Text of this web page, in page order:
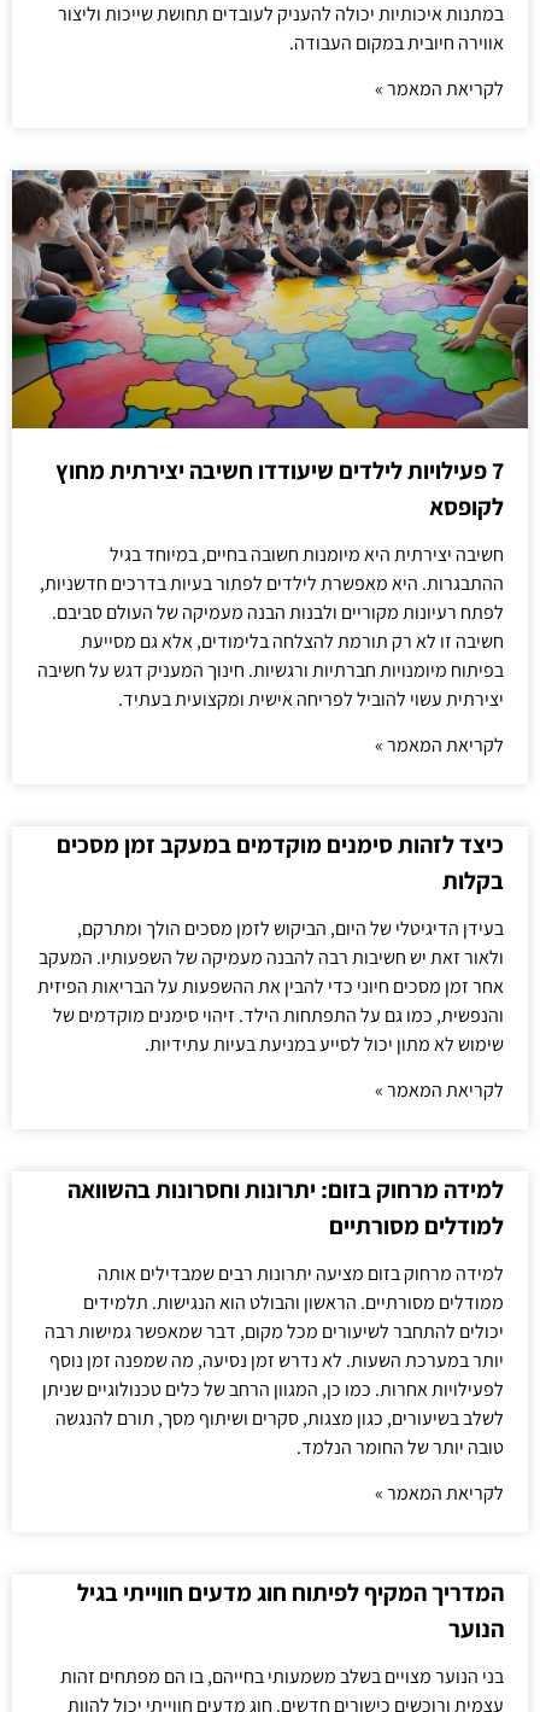
במתנות איכותיות יכולה להעניק לעובדים תחושת שייכות וליצור
אווירה חיובית במקום העבודה.
לקריאת המאמר »
7 פעילויות לילדים שיעודדו חשיבה יצירתית מחוץ
לקופסא
חשיבה יצירתית היא מיומנות חשובה בחיים, במיוחד בגיל
ההתבגרות. היא מאפשרת לילדים לפתור בעיות בדרכים חדשניות,
לפתח רעיונות מקוריים ולבנות הבנה מעמיקה של העולם סביבם.
חשיבה זו לא רק תורמת להצלחה בלימודים, אלא גם מסייעת
בפיתוח מיומנויות חברתיות ורגשיות. חינוך המעניק דגש על חשיבה
יצירתית עשוי להוביל לפריחה אישית ומקצועית בעתיד.
לקריאת המאמר »
כיצד לזהות סימנים מוקדמים במעקב זמן מסכים
בקלות
בעידן הדיגיטלי של היום, הביקוש לזמן מסכים הולך ומתרקם,
ולאור זאת יש חשיבות רבה להבנה מעמיקה של השפעותיו. המעקב
אחר זמן מסכים חיוני כדי להבין את ההשפעות על הבריאות הפיזית
והנפשית, כמו גם על התפתחות הילד. זיהוי סימנים מוקדמים של
שימוש לא מתון יכול לסייע במניעת בעיות עתידיות.
לקריאת המאמר »
למידה מרחוק בזום: יתרונות וחסרונות בהשוואה
למודלים מסורתיים
למידה מרחוק בזום מציעה יתרונות רבים שמבדילים אותה
ממודלים מסורתיים. הראשון והבולט הוא הנגישות. תלמידים
יכולים להתחבר לשיעורים מכל מקום, דבר שמאפשר גמישות רבה
יותר במערכת השעות. לא נדרש זמן נסיעה, מה שמפנה זמן נוסף
לפעילויות אחרות. כמו כן, המגוון הרחב של כלים טכנולוגיים שניתן
לשלב בשיעורים, כגון מצגות, סקרים ושיתוף מסך, תורם להנגשה
טובה יותר של החומר הנלמד.
לקריאת המאמר »
המדריך המקיף לפיתוח חוג מדעים חווייתי בגיל
הנוער
בני הנוער מצויים בשלב משמעותי בחייהם, בו הם מפתחים זהות
עצמית ורוכשים כישורים חדשים. חוג מדעים חווייתי יכול להוות